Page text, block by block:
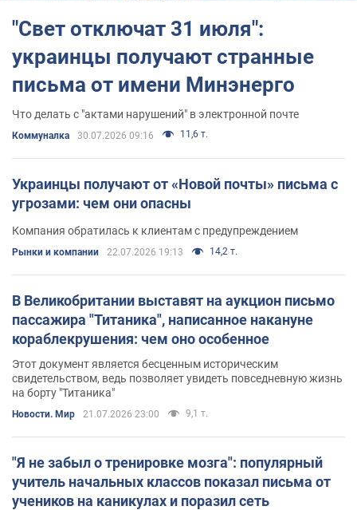
"Свет отключат 31 июля":
украинцы получают странные
письма от имени Минэнерго
Что делать с "актами нарушений" в электронной почте
Коммуналка 30.07.2026 09:16 11,6 т.
Украинцы получают от «Новой почты» письма с
угрозами: чем они опасны
Компания обратилась к клиентам с предупреждением
Рынки и компании 22.07.2026 19:13 14,2 т.
В Великобритании выставят на аукцион письмо
пассажира "Титаника", написанное накануне
кораблекрушения: чем оно особенное
Этот документ является бесценным историческим
свидетельством, ведь позволяет увидеть повседневную жизнь
на борту "Титаника"
Новости. Мир 21.07.2026 23:00 9,1 т.
"Я не забыл о тренировке мозга": популярный
учитель начальных классов показал письма от
учеников на каникулах и поразил сеть